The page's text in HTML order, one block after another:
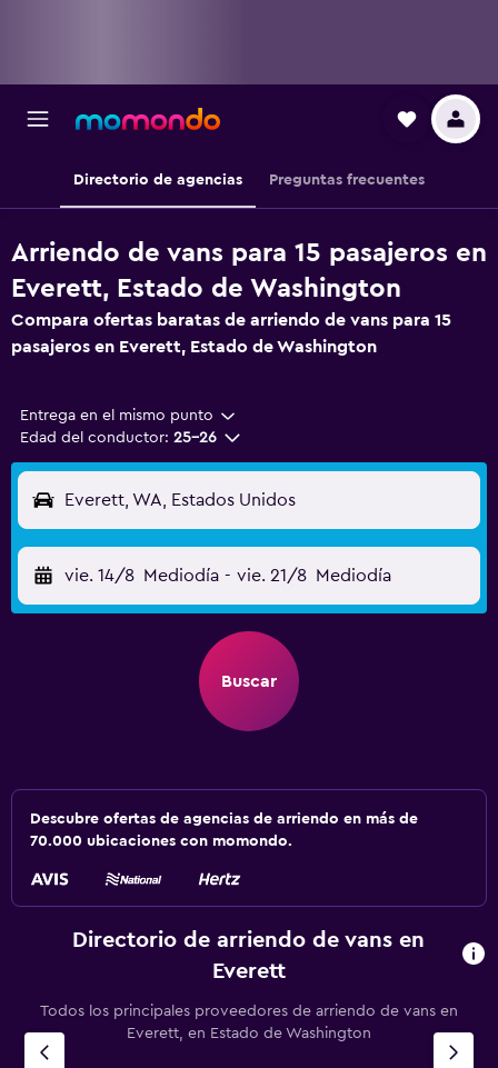
Directorio de agencias Preguntas frecuentes
Arriendo de vans para 15 pasajeros en
Everett, Estado de Washington
Compara ofertas baratas de arriendo de vans para 15
pasajeros en Everett, Estado de Washington
Entrega en el mismo punto
Edad del conductor: 25-26
Everett, WA, Estados Unidos
vie. 14/8 Mediodía - vie. 21/8 Mediodía
Buscar
Descubre ofertas de agencias de arriendo en más de
70.000 ubicaciones con momondo.
Directorio de arriendo de vans en
Everett
Todos los principales proveedores de arriendo de vans en
Everett, en Estado de Washington